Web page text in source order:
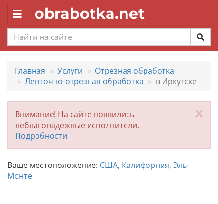
Toggle
navigation
obrabotka.net
Главная Услуги
Отрезная обработка
Ленточно-отрезная обработка
в Иркутске
Внимание! На сайте появились
неблагонадежные исполнители.
Подробности
Ваше местоположение: США, Калифорния, Эль-
Монте